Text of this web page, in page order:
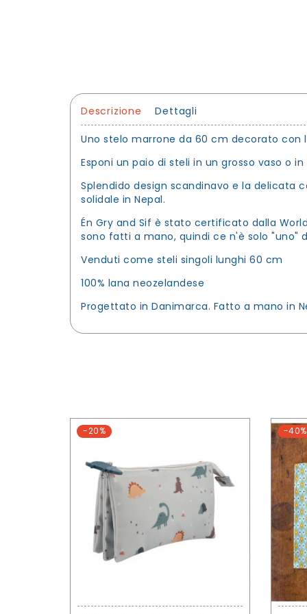
Descrizione Dettagli
Uno stelo marrone da 60 cm decorato
Esponi un paio di steli in un grosso vaso o
Splendido design scandinavo e la delicata
solidale in Nepal.
Én Gry and Sif è stato certificato dalla
sono fatti a mano, quindi ce n'è solo "uno"
Venduti come steli singoli lunghi 60 cm
100% lana neozelandese
Progettato in Danimarca. Fatto a mano in
-20% -40%